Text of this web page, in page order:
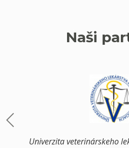
Naši
Univerzita veterinárskeho